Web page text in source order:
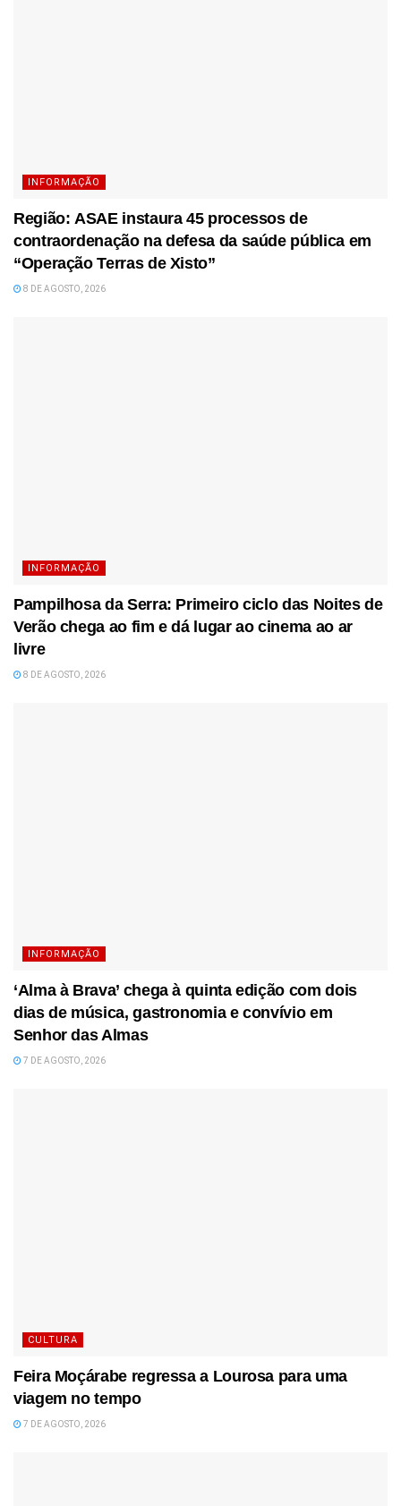
INFORMAÇÃO
Região: ASAE instaura 45 processos de
contraordenação na defesa da saúde pública em
“Operação Terras de Xisto”
8 DE AGOSTO, 2026
INFORMAÇÃO
Pampilhosa da Serra: Primeiro ciclo das Noites de
Verão chega ao fim e dá lugar ao cinema ao ar
livre
8 DE AGOSTO, 2026
INFORMAÇÃO
‘Alma à Brava’ chega à quinta edição com dois
dias de música, gastronomia e convívio em
Senhor das Almas
7 DE AGOSTO, 2026
CULTURA
Feira Moçárabe regressa a Lourosa para uma
viagem no tempo
7 DE AGOSTO, 2026